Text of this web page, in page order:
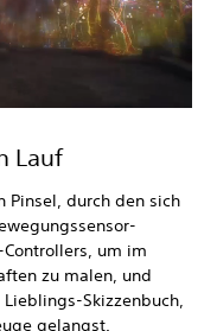
Lauf
Pinsel, durch den sich
Controllers, um im
zu malen, und
Skizzenbuch,
gelangst.